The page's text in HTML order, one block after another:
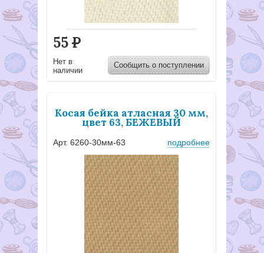
55Р
Нет в
наличии
Сообщить о поступлении
Косая бейка атласная 30 мм,
цвет 63, БЕЖЕВЫЙ
Арт. 6260-30мм-63 подробнее